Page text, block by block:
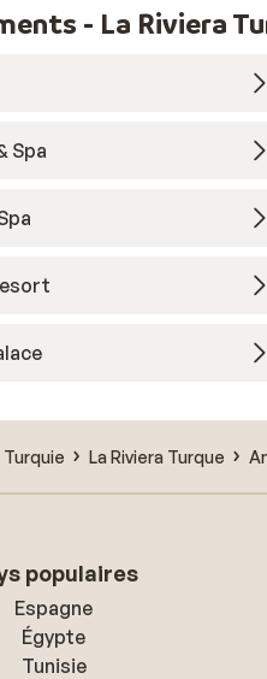
- La Riviera
Spa
Turquie La Riviera Turque
populaires
Espagne
Égypte
Tunisie